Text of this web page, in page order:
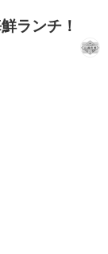
ランチ！